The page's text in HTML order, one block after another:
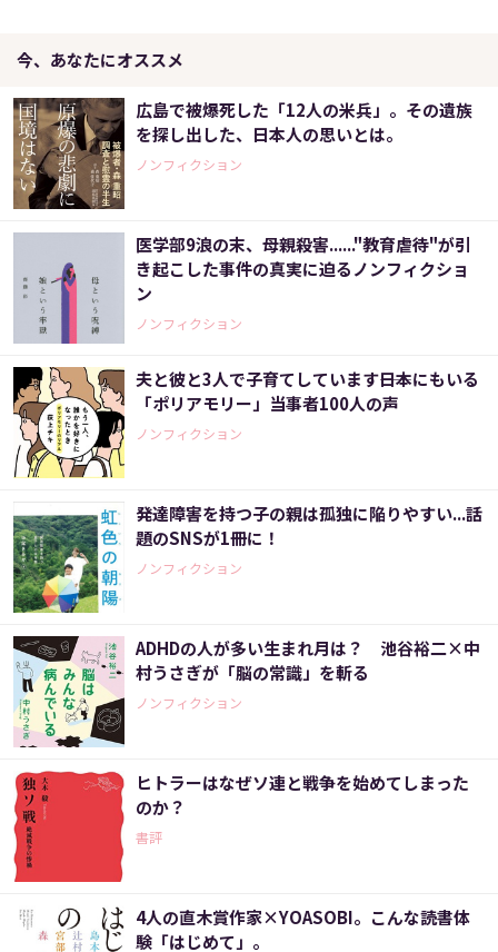
今、あなたにオススメ
広島で被爆死した「12人の米兵」。その遺族
を探し出した、日本人の思いとは。
ノンフィクション
医学部9浪の末、母親殺害......"教育虐待"が引
き起こした事件の真実に迫るノンフィクショ
ン
ノンフィクション
夫と彼と3人で子育てしています――日本にもいる
「ポリアモリー」当事者100人の声
ノンフィクション
発達障害を持つ子の親は孤独に陥りやすい...話
題のSNSが1冊に！
ノンフィクション
ADHDの人が多い生まれ月は？ 池谷裕二×中
村うさぎが「脳の常識」を斬る
ノンフィクション
ヒトラーはなぜソ連と戦争を始めてしまった
のか？
書評
4人の直木賞作家×YOASOBI。こんな読書体
験「はじめて」。